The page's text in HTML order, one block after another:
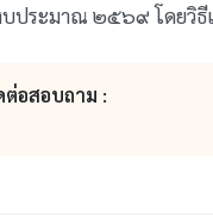
ประมาณ ๒๕๖๙ โดยวิธี
ต่อสอบถาม :